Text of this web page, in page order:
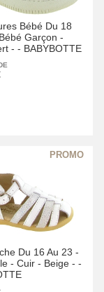
Bébé Du 18
Bébé Garçon -
- - BABYBOTTE
Du 16 Au 23 -
- Cuir - Beige - -